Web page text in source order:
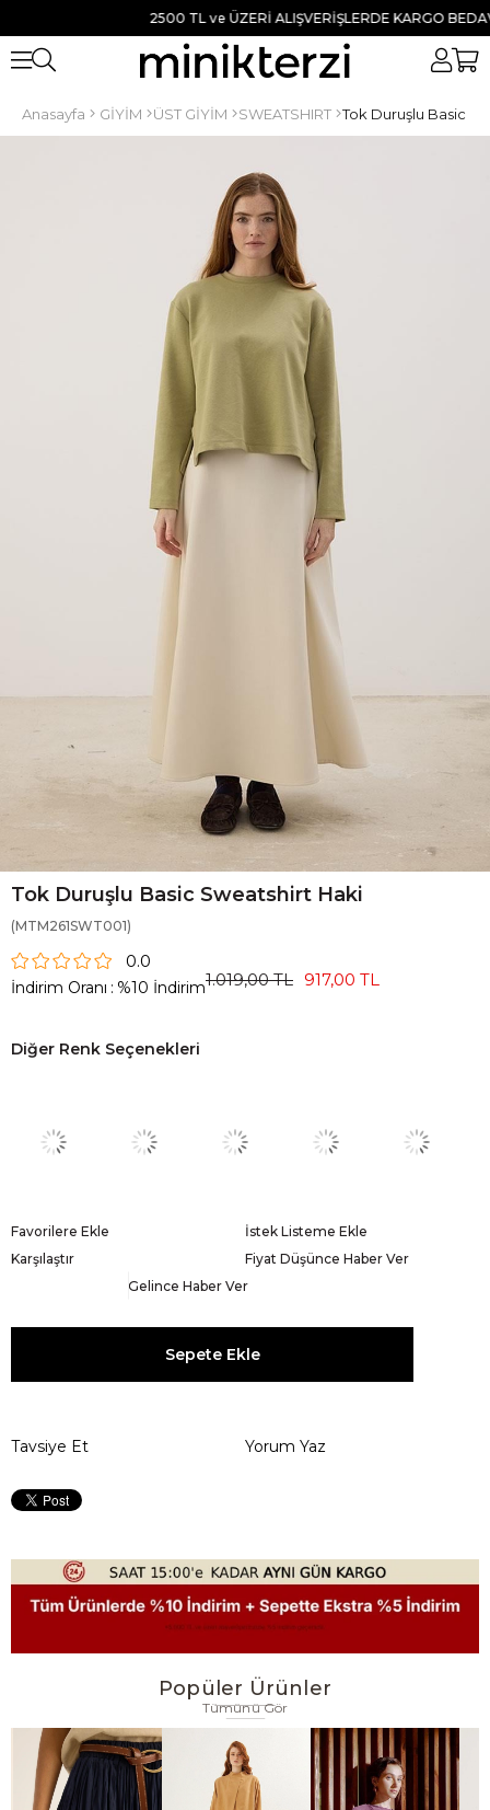
2500 TL ve ÜZERİ ALIŞVERİŞLERDE KARGO BEDAVA ●
Anasayfa GİYİM ÜST GİYİM SWEATSHIRT Tok Duruşlu Basic
Tok Duruşlu Basic Sweatshirt Haki
(MTM261SWT001)
0.0
İndirim Oranı : %10 İndirim1.019,00 TL 917,00 TL
Diğer Renk Seçenekleri
Favorilere Ekle
İstek Listeme Ekle
Karşılaştır
Fiyat Düşünce Haber Ver
Gelince Haber Ver
Tavsiye Et Yorum Yaz
Popüler Ürünler
Tümünü Gör